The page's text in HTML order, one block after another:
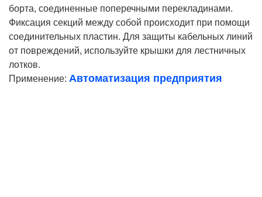
борта, соединенные поперечными перекладинами.
Фиксация секций между собой происходит при помощи
соединительных пластин. Для защиты кабельных линий
от повреждений, используйте крышки для лестничных
лотков.
Применение: Автоматизация предприятия
Ваше имя